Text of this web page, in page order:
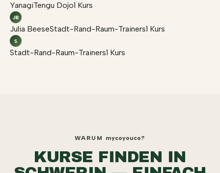
YanagiTengu Dojo1 Kurs
JB
Julia BeeseStadt-Rand-Raum-Trainers1 Kurs
S
Stadt-Rand-Raum-Trainers1 Kurs
WARUM mycoyouco?
KURSE FINDEN IN